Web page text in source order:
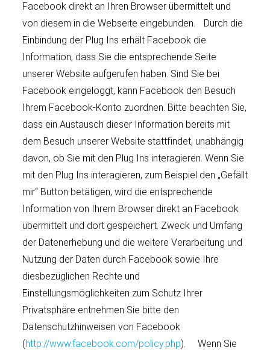
Facebook direkt an Ihren Browser übermittelt und
von diesem in die Webseite eingebunden. Durch die
Einbindung der Plug Ins erhält Facebook die
Information, dass Sie die entsprechende Seite
unserer Website aufgerufen haben. Sind Sie bei
Facebook eingeloggt, kann Facebook den Besuch
Ihrem Facebook-Konto zuordnen. Bitte beachten Sie,
dass ein Austausch dieser Information bereits mit
dem Besuch unserer Website stattfindet, unabhängig
davon, ob Sie mit den Plug Ins interagieren. Wenn Sie
mit den Plug Ins interagieren, zum Beispiel den „Gefällt
mir“ Button betätigen, wird die entsprechende
Information von Ihrem Browser direkt an Facebook
übermittelt und dort gespeichert. Zweck und Umfang
der Datenerhebung und die weitere Verarbeitung und
Nutzung der Daten durch Facebook sowie Ihre
diesbezüglichen Rechte und
Einstellungsmöglichkeiten zum Schutz Ihrer
Privatsphäre entnehmen Sie bitte den
Datenschutzhinweisen von Facebook
(http://www.facebook.com/policy.php). Wenn Sie